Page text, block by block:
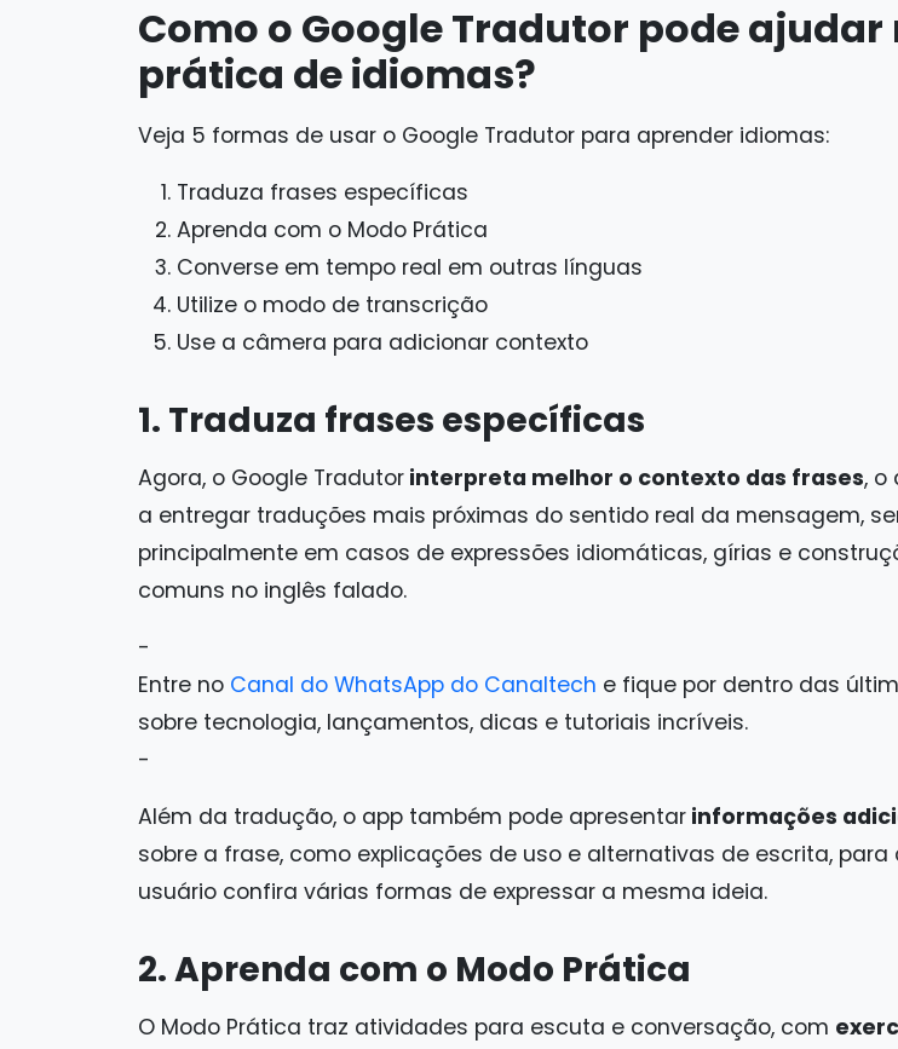
Como o Google Tradutor pode ajudar
prática de idiomas?
Veja 5 formas de usar o Google Tradutor para aprender idiomas:
Traduza frases específicas
Aprenda com o Modo Prática
Converse em tempo real em outras línguas
Utilize o modo de transcrição
Use a câmera para adicionar contexto
1. Traduza frases específicas
Agora, o Google Tradutor interpreta melhor o contexto das frases, o
a entregar traduções mais próximas do sentido real da mensagem,
principalmente em casos de expressões idiomáticas, gírias e
comuns no inglês falado.
-
Entre no Canal do WhatsApp do Canaltech e fique por dentro das
sobre tecnologia, lançamentos, dicas e tutoriais incríveis.
-
Além da tradução, o app também pode apresentar informações
sobre a frase, como explicações de uso e alternativas de escrita, para
usuário confira várias formas de expressar a mesma ideia.
2. Aprenda com o Modo Prática
O Modo Prática traz atividades para escuta e conversação, com